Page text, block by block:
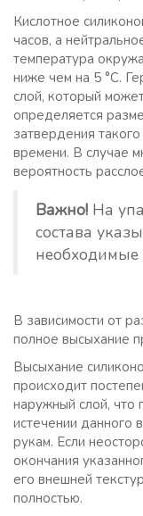
Кислотное
часов, а
температура
ниже чем на 5 °C.
слой, который
определяется
затвердения
времени. В случае
вероятность
Важно! На
состава
необходимые
В зависимости от
полное высыхание
Высыхание
происходит
наружный слой, что
истечении данного
рукам. Если
окончания
его внешней
полностью.